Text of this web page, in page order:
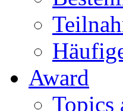
Award
Topics